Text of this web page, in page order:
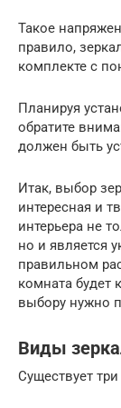
Такое
правило,
комплекте с
Планируя
обратите
должен быть
Итак, выбор
интересная и
интерьера не
но и является
правильном
комната будет
выбору нужно
Виды
Существует